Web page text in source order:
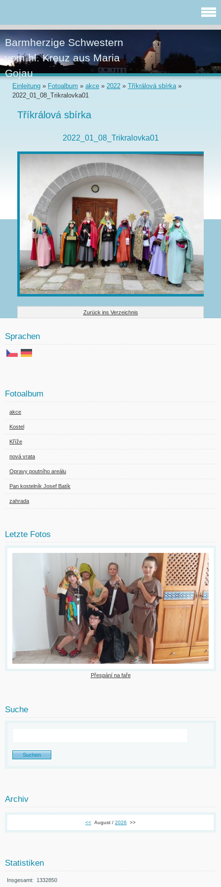
Barmherzige Schwestern
vom hl. Kreuz aus Maria
Gojau
Einleitung » Fotoalbum » akce » 2022 » Tříkrálová sbírka»
2022_01_08_Trikralovka01
Tříkrálová sbírka
2022_01_08_Trikralovka01
Zurück ins Verzeichnis
Sprachen
Fotoalbum
akce
Kostel
Kříže
nová vrata
Opravy poutního areálu
Pan kostelník Josef Batík
zahrada
Letzte Fotos
Přespání na faře
Suche
Archiv
<< August / 2026 >>
Statistiken
Insgesamt: 1332850